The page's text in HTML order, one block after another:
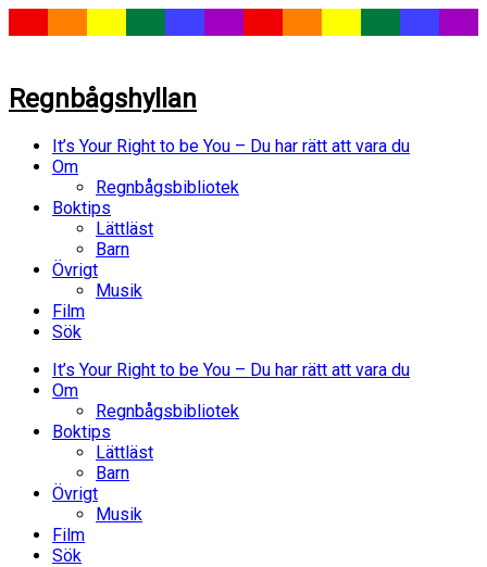
Regnbågshyllan
It’s Your Right to be You – Du har rätt att vara du
Om
Regnbågsbibliotek
Boktips
Lättläst
Barn
Övrigt
Musik
Film
Sök
It’s Your Right to be You – Du har rätt att vara du
Om
Regnbågsbibliotek
Boktips
Lättläst
Barn
Övrigt
Musik
Film
Sök